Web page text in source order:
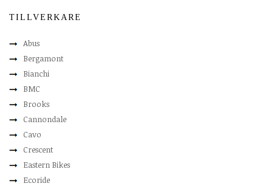
TILLVERKARE
Abus
Bergamont
Bianchi
BMC
Brooks
Cannondale
Cavo
Crescent
Eastern Bikes
Ecoride